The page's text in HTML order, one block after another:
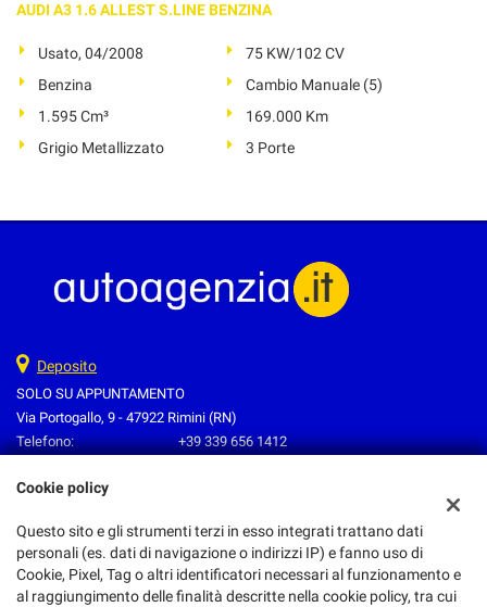
AUDI A3 1.6 ALLEST S.LINE BENZINA
Usato, 04/2008
75 KW/102 CV
Benzina
Cambio Manuale (5)
1.595 Cm³
169.000 Km
Grigio Metallizzato
3 Porte
Deposito
SOLO SU APPUNTAMENTO
Via Portogallo, 9 - 47922 Rimini (RN)
Telefono:
+39 339 656 1412
Indicazioni stradali
Dati fiscali:
Autoagenzia.It
Cookie policy
Questo sito e gli strumenti terzi in esso integrati trattano dati
personali (es. dati di navigazione o indirizzi IP) e fanno uso di
Cookie, Pixel, Tag o altri identificatori necessari al funzionamento e
al raggiungimento delle finalità descritte nella cookie policy, tra cui